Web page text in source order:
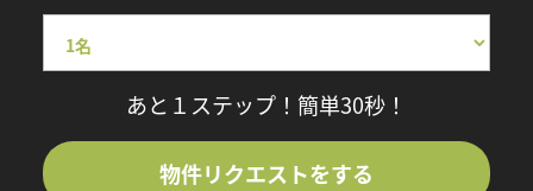
あと１ステップ！簡単30秒！
物件リクエストをする